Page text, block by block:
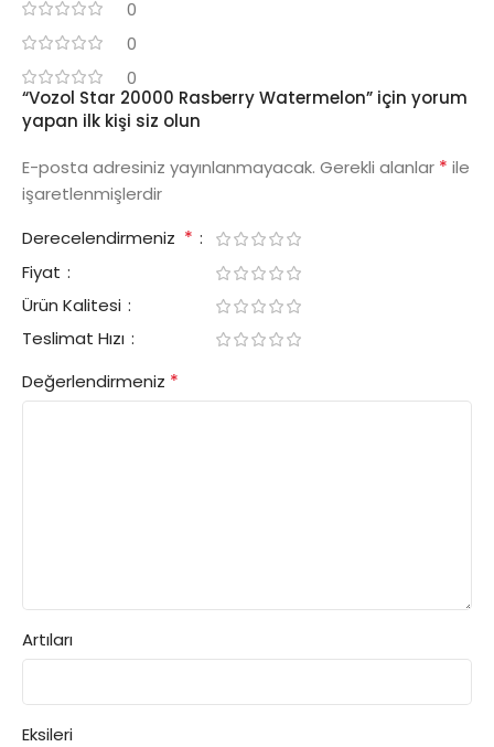
0
0
0
“Vozol Star 20000 Rasberry Watermelon” için yorum
yapan ilk kişi siz olun
E-posta adresiniz yayınlanmayacak. Gerekli alanlar * ile
işaretlenmişlerdir
Derecelendirmeniz *
Fiyat
Ürün Kalitesi
Teslimat Hızı
Değerlendirmeniz *
Artıları
Eksileri